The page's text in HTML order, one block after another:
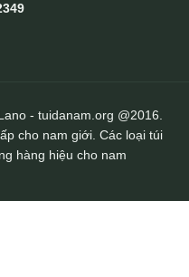
- tuidanam.org @2016.
cho nam giới. Các loại túi
hàng hiệu cho nam